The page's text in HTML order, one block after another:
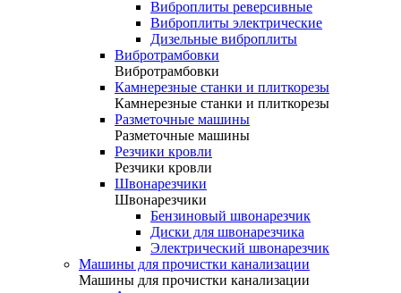
Виброплиты реверсивные
Виброплиты электрические
Дизельные виброплиты
Вибротрамбовки
Вибротрамбовки
Камнерезные станки и плиткорезы
Камнерезные станки и плиткорезы
Разметочные машины
Разметочные машины
Резчики кровли
Резчики кровли
Швонарезчики
Швонарезчики
Бензиновый швонарезчик
Диски для швонарезчика
Электрический швонарезчик
Машины для прочистки канализации
Машины для прочистки канализации